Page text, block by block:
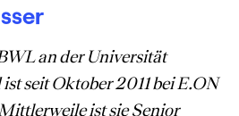
an der Universität
seit Oktober 2011 bei E.ON
ist sie Senior